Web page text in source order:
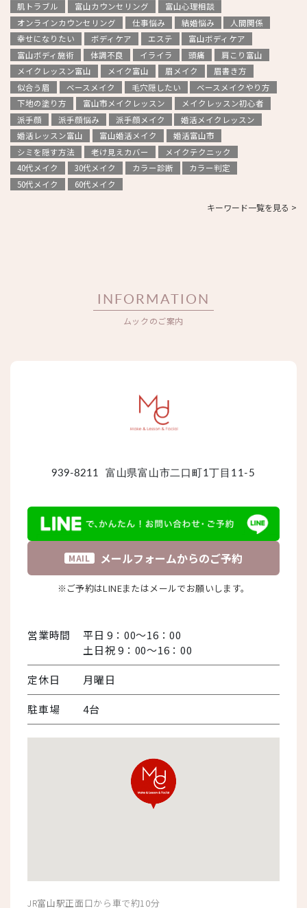
肌トラブル
富山カウンセリング
富山心理相談
オンラインカウンセリング
仕事悩み 結婚悩み
人間関係
幸せになりたい
ボディケア エステ
富山ボディケア
富山ボディ施術
体調不良 イライラ 頭痛
肩こり富山
メイクレッスン富山
メイク富山 眉メイク
眉書き方
似合う眉
ベースメイク 毛穴隠したい
ベースメイクやり方
下地の塗り方
富山市メイクレッスン
メイクレッスン初心者
派手顔
派手顔悩み 派手顔メイク
婚活メイクレッスン
婚活レッスン富山
富山婚活メイク
婚活富山市
シミを隠す方法
老け見えカバー
メイクテクニック
40代メイク
30代メイク カラー診断
カラー判定
50代メイク
60代メイク
キーワード一覧を見る >
INFORMATION
ムックのご案内
939-8211 富山県富山市二口町1丁目11-5
MAIL メールフォームからのご予約
※ご予約はLINEまたはメールでお願いします。
営業時間
平日 9：00～16：00
土日祝 9：00～16：00
定休日 月曜日
駐車場 4台
JR富山駅正面口から車で約10分